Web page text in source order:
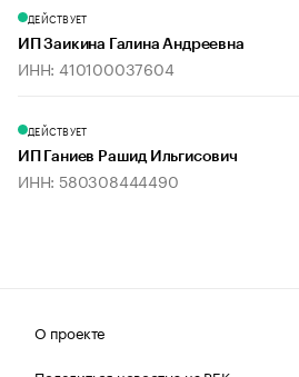
ДЕЙСТВУЕТ
ИП Заикина Галина Андреевна
ИНН: 410100037604
ДЕЙСТВУЕТ
ИП Ганиев Рашид Ильгисович
ИНН: 580308444490
О проекте